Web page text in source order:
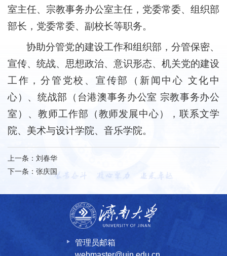
室主任、宗教事务办公室主任，党委常委、组织部
部长，党委常委、副校长等职务。
协助分管党的建设工作和组织部，分管保密、
宣传、统战、思想政治、意识形态、机关党的建设
工作，分管党校、宣传部（新闻中心 文化中
心）、统战部（台港澳事务办公室 宗教事务办公
室）、教师工作部（教师发展中心），联系文学
院、美术与设计学院、音乐学院。
上一条： 刘春华
下一条： 张庆国
管理员邮箱